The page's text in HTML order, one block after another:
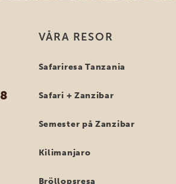
VÅRA RESOR
Safariresa Tanzania
Safari + Zanzibar
Semester på Zanzibar
Kilimanjaro
Bröllopsresa